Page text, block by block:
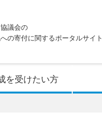
議会の
の寄付に関するポータルサイト
を受けたい方